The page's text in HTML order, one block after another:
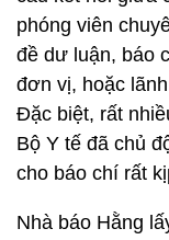
phóng viên
đề dư luận, báo
đơn vị, hoặc
Đặc biệt, rất
Bộ Y tế đã chủ
cho báo chí rất
Nhà báo Hằng